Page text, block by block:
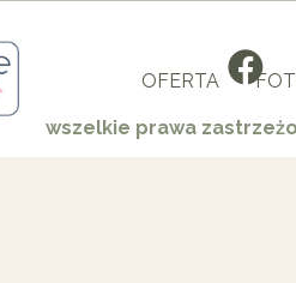
OFERTA
wszelkie prawa